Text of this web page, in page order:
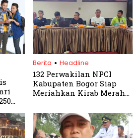
Ibadah dan Sambut
Ramadhan dengan Suka
Cita
Berita . Headline
132 Perwakilan NPCI
Kabupaten Bogor Siap
Meriahkan Kirab Merah
RI Ke 79